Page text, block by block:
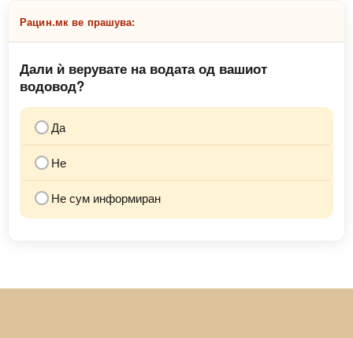
Рацин.мк ве прашува:
Дали ѝ верувате на водата од вашиот
водовод?
Да
Не
Не сум информиран